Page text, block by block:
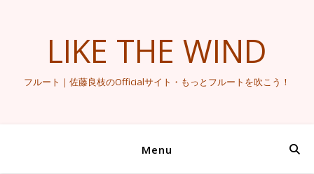
LIKE THE WIND
フルート｜佐藤良枝のOfficialサイト・もっとフルートを吹こう！
Menu